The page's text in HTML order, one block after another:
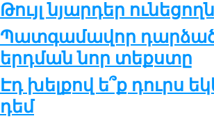
Թույլ նյարդեր
Պատգամավոր
երդման նոր տեքստը
Էդ խելքով ե՞ք դուրս
դեմ